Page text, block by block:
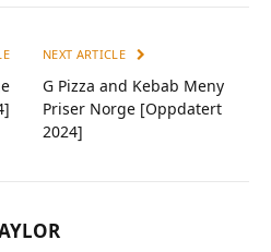
NEXT ARTICLE
G Pizza and Kebab Meny
Priser Norge [Oppdatert
2024]